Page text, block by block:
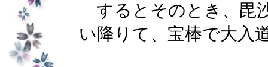
するとそのとき、毘
い降りて、宝棒で大入